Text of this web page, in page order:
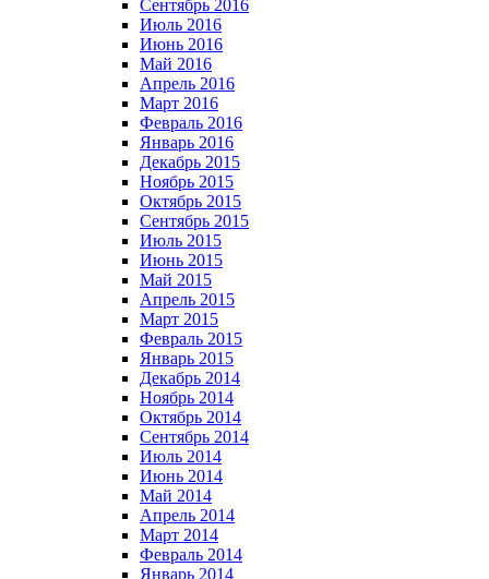
Сентябрь 2016
Июль 2016
Июнь 2016
Май 2016
Апрель 2016
Март 2016
Февраль 2016
Январь 2016
Декабрь 2015
Ноябрь 2015
Октябрь 2015
Сентябрь 2015
Июль 2015
Июнь 2015
Май 2015
Апрель 2015
Март 2015
Февраль 2015
Январь 2015
Декабрь 2014
Ноябрь 2014
Октябрь 2014
Сентябрь 2014
Июль 2014
Июнь 2014
Май 2014
Апрель 2014
Март 2014
Февраль 2014
Январь 2014